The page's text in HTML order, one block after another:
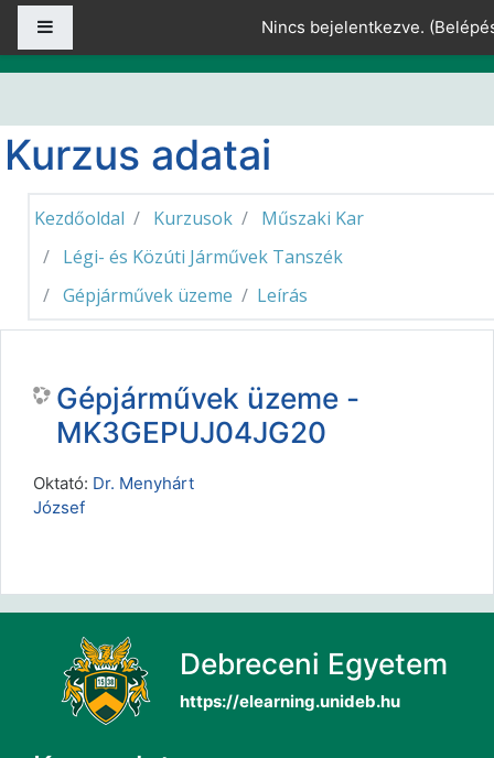
Tovább a fő tartalomhoz
Nincs bejelentkezve. (
Kurzus adatai
Kezdőoldal Kurzusok
Műszaki Kar
Légi- és Közúti Járművek Tanszék
Gépjárművek üzeme
Leírás
Gépjárművek üzeme -
MK3GEPUJ04JG20
Oktató: Dr. Menyhárt
József
Debreceni Egyetem
https://elearning.unideb.hu